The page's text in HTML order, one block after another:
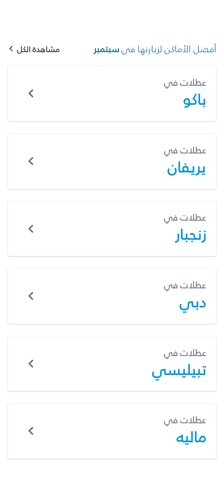
أفضل الأماكن لزيارتها فيسبتمبر مشاهدة الكل
عطلات في
باكو
عطلات في
يريفان
عطلات في
زنجبار
عطلات في
دبي
عطلات في
تبيليسي
عطلات في
ماليه